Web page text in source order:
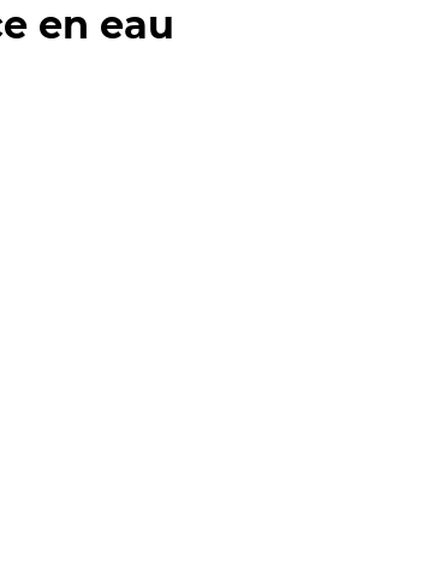
en eau